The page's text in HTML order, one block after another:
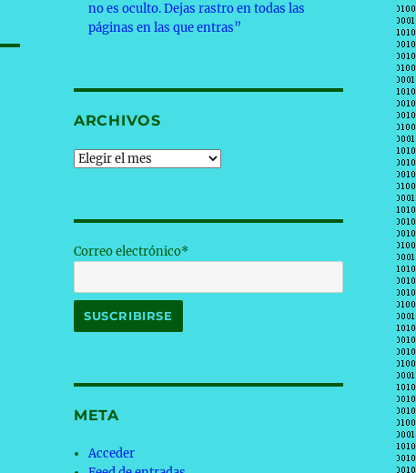
no es oculto. Dejas rastro en todas las
páginas en las que entras”
ARCHIVOS
Archivos
Correo electrónico*
META
Acceder